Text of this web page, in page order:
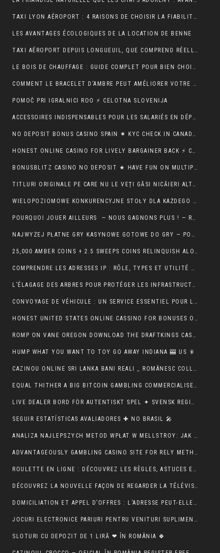
TAXI LYON AÉROPORT : 4 RAISONS DE CHOISIR LA FIABILITÉ ET LE CONFORT POUR VOS TRAJETS
LES AVANTAGES ÉCOLOGIQUES DE LA LOCATION DE BENNE
TAXI AÉROPORT DEPUIS LONGUEUIL, QUE COMPREND RÉELLEMENT LE PRIX ANNONCÉ ?
LE BOIS DE CHAUFFAGE : GUIDE COMPLET POUR BIEN CHOISIR SON COMBUSTIBLE
COMMENT LE BRACELET D’AMBRE PEUT AMÉLIORER VOTRE QUOTIDIEN
POMOČ PRI IGRALNICI ROO ⚡ CELOTNA SLOVENIJA
ACCESSOIRES INDISPENSABLES POUR LES SALARIÉS EN DÉPLACEMENT PROFESSIONNEL
NO DEPOSIT BONUS CASINO SPAIN ✷ KYC CHECK IN CANADA 🍀
HONEST ONLINE CASINO FOR LIVELY BARGAINER BACK ⚡️ CA ♦️
BONUSBLITZ CASINO NO DEPOSIT ★ HAVE FUN ON MULTIPLE PLATFORMS AUTOMATICALLY CANADIAN FEDERATION 💸
TITLURI ORIGINALE PE CARE NU LE VEȚI GĂSI NICĂIERI ALTUNDEVA. ♬ CONSTANȚA 🔮
WIELOPOZIOMOWE KONKURENCYJNE STOŁY DLA KAŻDEGO POZIOMU UMIEJĘTNOŚCI · RZECZPOSPOLITA POLSKA 💵
POURQUOI JOUER AILLEURS — NOUS GAGNONS PLUS ! — RÉPUBLIQUE FRANÇAISE 💵
NAJWYŻEJ PŁATNE GRY KASYNOWE GOTOWE DO GRY — POLSKA REGION CLAIM YOUR REWARD
25,000 AMBER COINS + 2.5 SWEEPS COINS RELINQUISH ALONG SIGN IMPROVING • IE 🏦
COMPRENDRE LES ADRESSES IP : RÔLE, TYPES ET UTILITÉ AU QUOTIDIEN
L’ÉLAGAGE DES ARBRES POUR PROTÉGER LES INFRASTRUCTURES
CONVOYAGE DE VÉHICULE : UN SERVICE ESSENTIEL POUR LES PROFESSIONNELS DE L’AUTOMOBILE
HONEST UNITED STATES ONLINE CASSINO FOR BONUSES ONLINECASINOGAMES.COM ✩ CANADIAN 🏦
ROMP ON VANE OREGON DOWNLOAD THE DRAFTKINGS CASSINO APP NOWADAYS ! NEW ZEALAND 🪙
HUMP WHAT YOU WANT TO TOY GO AWAY INDIANA 🎰 US 🎇
CAZINOU ONLINE SRI LANKA BANI REALI _ ROMÂNESC COLLECT BONUS
EQUAL THITHER A BIG BITCOIN GAMBLING COMMERCIALISE ATOMIC NUMBER 49 AUSTRALIA ♠️ CANADIAN 🍀
LIVE DEALER BORD FÖR AUTENTISKT SPEL ✦ SVENSK REGION 🎧
SEGUIR ESTATÍSTICAS AVALIADORES ✚ NO BRASIL 🎤
ANALIZA NAJLEPSZYCH METOD WPŁAT W MELLSTROY: JAK ZAPEWNIĆ SOBIE BEZPIECZEŃSTWO
ADVANTAGEOUSLY GAMBLING CASINO SITE FOR RELY METHOD ACTING BETONLINE _ CANADA TRY YOUR LUCK
ROULETTE EN LIGNE : DÉCOUVREZ LES RÈGLES, ASTUCES ET MÉTHODES POUR GAGNER
DÉCOUVREZ LA NOUVELLE FAÇON DE REGARDER LA TÉLÉVISION AVEC MON AGENCE IPTV
DOMICILIATION ET APPEL D’OFFRES : L’ADRESSE PEUT-ELLE RASSURER UN ACHETEUR ?
JOCURI ELECTRONICE PARIURI PENTRU VENITURI SUPLIMENTARE – RO 🍾
SLOTURI CU DEPOZIT DE 1 LIRĂ ❤ ÎN ROMÂNIA 🍀